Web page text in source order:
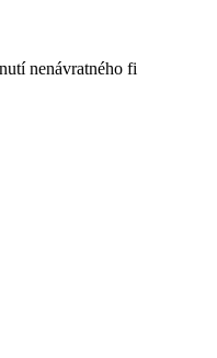
nenávratného fi